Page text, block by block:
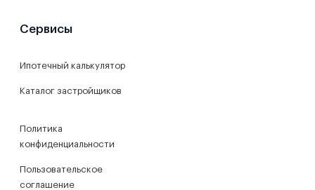
Сервисы
Ипотечный калькулятор
Каталог застройщиков
Политика
конфиденциальности
Пользовательское
соглашение